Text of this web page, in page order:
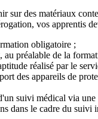
sur des matériaux
vos apprentis
obligatoire ;
au préalable de la
réalisé par le
des appareils de
suivi médical via
dans le cadre du suivi